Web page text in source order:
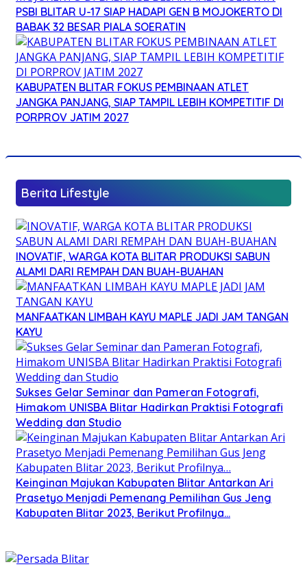
PSBI BLITAR U-17 SIAP HADAPI GEN B MOJOKERTO DI
BABAK 32 BESAR PIALA SOERATIN
KABUPATEN BLITAR FOKUS PEMBINAAN ATLET
JANGKA PANJANG, SIAP TAMPIL LEBIH KOMPETITIF DI
PORPROV JATIM 2027
Berita Lifestyle
INOVATIF, WARGA KOTA BLITAR PRODUKSI SABUN
ALAMI DARI REMPAH DAN BUAH-BUAHAN
MANFAATKAN LIMBAH KAYU MAPLE JADI JAM TANGAN
KAYU
Sukses Gelar Seminar dan Pameran Fotografi,
Himakom UNISBA Blitar Hadirkan Praktisi Fotografi
Wedding dan Studio
Keinginan Majukan Kabupaten Blitar Antarkan Ari
Prasetyo Menjadi Pemenang Pemilihan Gus Jeng
Kabupaten Blitar 2023, Berikut Profilnya…